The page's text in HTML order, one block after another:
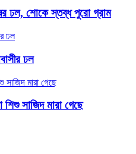
ঢল, শোকে স্তব্ধ পুরো গ্রাম
ঢল
সাজিদ মারা গেছে